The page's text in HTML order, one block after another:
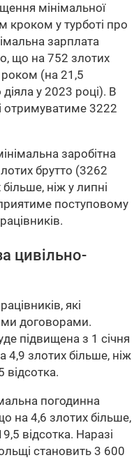
мінімальної
кроком у турботі про
зарплата
що на 752 злотих
роком (на 21,5
у 2023 році). В
отримуватиме 3222
заробітна
брутто (3262
ніж у липні
поступовому
цивільно-
які
договорами.
підвищена з 1 січня
4,9 злотих більше, ніж
відсотка.
погодинна
на 4,6 злотих більше,
відсотка. Наразі
становить 3 600